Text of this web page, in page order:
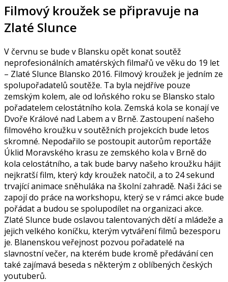
Filmový kroužek se připravuje na
Zlaté Slunce
V červnu se bude v Blansku opět konat soutěž
neprofesionálních amatérských filmařů ve věku do 19 let
– Zlaté Slunce Blansko 2016. Filmový kroužek je jedním ze
spolupořadatelů soutěže. Ta byla nejdříve pouze
zemským kolem, ale od loňského roku se Blansko stalo
pořadatelem celostátního kola. Zemská kola se konají ve
Dvoře Králové nad Labem a v Brně. Zastoupení našeho
filmového kroužku v soutěžních projekcích bude letos
skromné. Nepodařilo se postoupit autorům reportáže
Úklid Moravského krasu ze zemského kola v Brně do
kola celostátního, a tak bude barvy našeho kroužku hájit
nejkratší film, který kdy kroužek natočil, a to 24 sekund
trvající animace sněhuláka na školní zahradě. Naši žáci se
zapojí do práce na workshopu, který se v rámci akce bude
pořádat a budou se spolupodílet na organizaci akce.
Zlaté Slunce bude oslavou talentovaných dětí a mládeže a
jejich velkého koníčku, kterým vytváření filmů bezesporu
je. Blanenskou veřejnost pozvou pořadatelé na
slavnostní večer, na kterém bude kromě předávání cen
také zajímavá beseda s některým z oblíbených českých
youtuberů.